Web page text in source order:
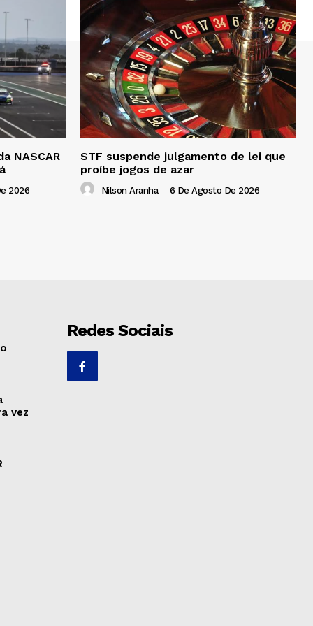
NASCAR
2026
STF suspende julgamento de lei que
proíbe jogos de azar
Nilson Aranha - 6 De Agosto De 2026
vez
Redes Sociais